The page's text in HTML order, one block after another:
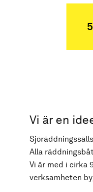
Vi är en
Alla
Vi är med i cirka
verksamheten